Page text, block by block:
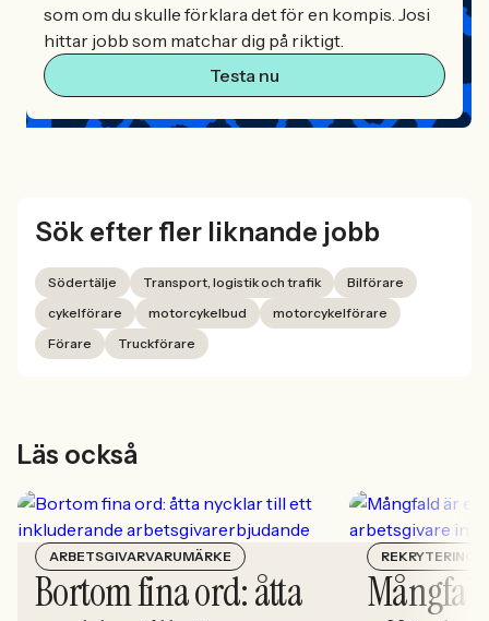
som om du skulle förklara det för en kompis. Josi
hittar jobb som matchar dig på riktigt.
Testa nu
Sök efter fler liknande jobb
Södertälje Transport, logistik och trafik
Bilförare
cykelförare
motorcykelbud
motorcykelförare
Förare
Truckförare
Läs också
ARBETSGIVARVARUMÄRKE
Bortom fina ord: åtta
REKRYTERING